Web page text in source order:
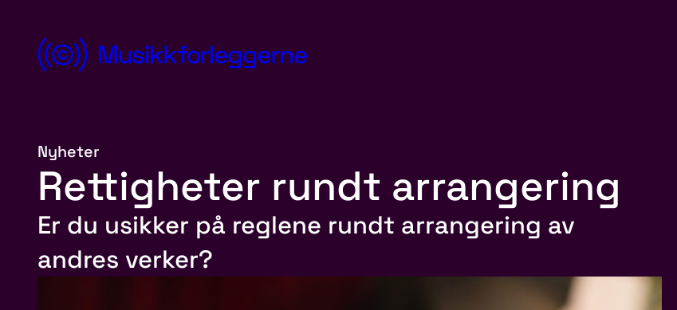
innholdNorsk
Nyheter
Rettigheter rundt arrangering
Er du usikker på reglene rundt arrangering av
andres verker?